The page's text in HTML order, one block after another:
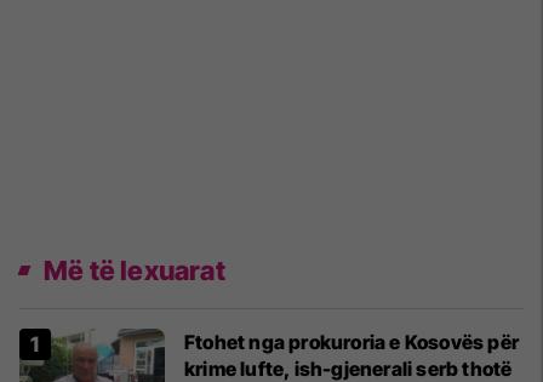
Më të lexuarat
Ftohet nga prokuroria e Kosovës për
krime lufte, ish-gjenerali serb thotë